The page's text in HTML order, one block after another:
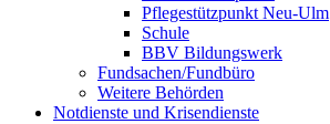
Pflegestützpunkt Neu-Ulm
Schule
BBV Bildungswerk
Fundsachen/Fundbüro
Weitere Behörden
Notdienste und Krisendienste